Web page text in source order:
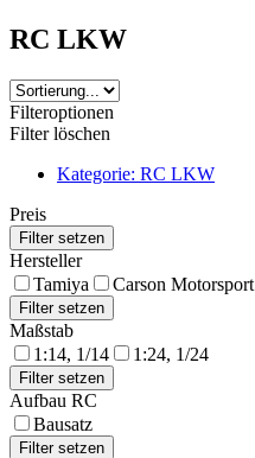
RC LKW
Filteroptionen
Filter löschen
Kategorie: RC LKW
Preis
Hersteller
Tamiya
Carson Motorsport
Maßstab
1:14, 1/14
1:24, 1/24
Aufbau RC
Bausatz